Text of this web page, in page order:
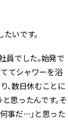
いです。
員でした。始発で
てシャワーを浴
、数日休むことに
思ったんです。そ
事だ…」と思った